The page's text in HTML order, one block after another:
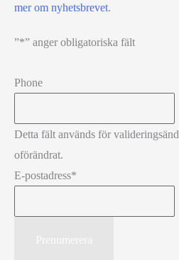
mer om nyhetsbrevet.
”*” anger obligatoriska fält
Phone
Detta fält används för
oförändrat.
E-postadress*